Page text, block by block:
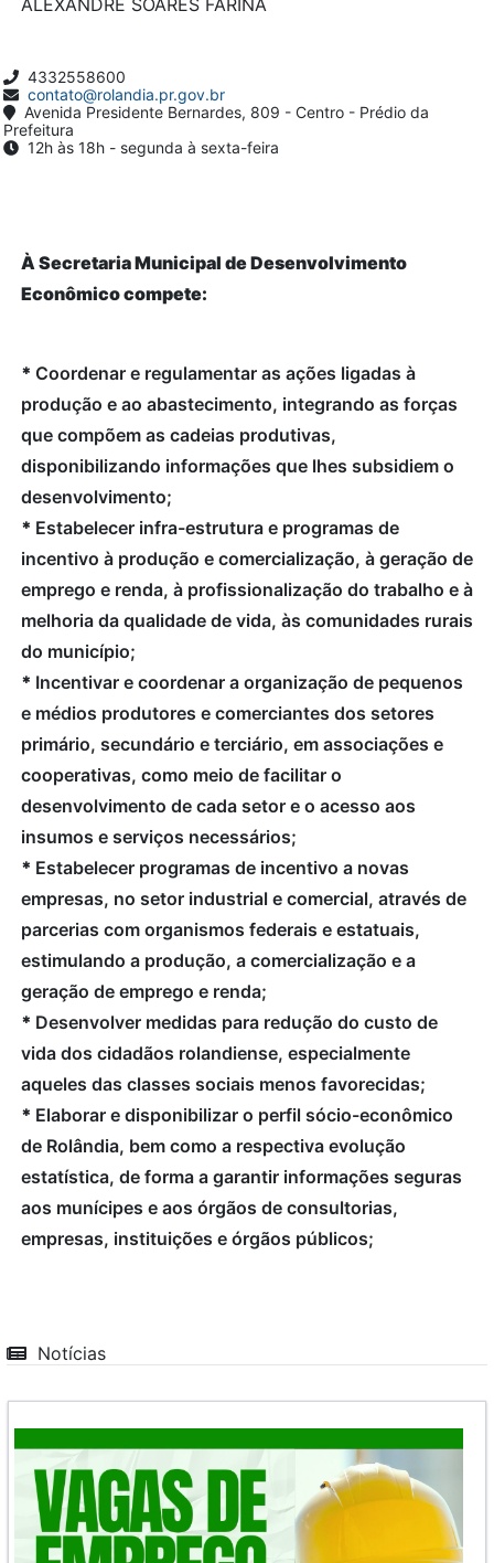
4332558600
contato@rolandia.pr.gov.br
Avenida Presidente Bernardes, 809 - Centro - Prédio da
Prefeitura
12h às 18h - segunda à sexta-feira
À Secretaria Municipal de Desenvolvimento
Econômico compete:
* Coordenar e regulamentar as ações ligadas à
produção e ao abastecimento, integrando as forças
que compõem as cadeias produtivas,
disponibilizando informações que lhes subsidiem o
desenvolvimento;
* Estabelecer infra-estrutura e programas de
incentivo à produção e comercialização, à geração de
emprego e renda, à profissionalização do trabalho e à
melhoria da qualidade de vida, às comunidades rurais
do município;
* Incentivar e coordenar a organização de pequenos
e médios produtores e comerciantes dos setores
primário, secundário e terciário, em associações e
cooperativas, como meio de facilitar o
desenvolvimento de cada setor e o acesso aos
insumos e serviços necessários;
* Estabelecer programas de incentivo a novas
empresas, no setor industrial e comercial, através de
parcerias com organismos federais e estatuais,
estimulando a produção, a comercialização e a
geração de emprego e renda;
* Desenvolver medidas para redução do custo de
vida dos cidadãos rolandiense, especialmente
aqueles das classes sociais menos favorecidas;
* Elaborar e disponibilizar o perfil sócio-econômico
de Rolândia, bem como a respectiva evolução
estatística, de forma a garantir informações seguras
aos munícipes e aos órgãos de consultorias,
empresas, instituições e órgãos públicos;
Notícias